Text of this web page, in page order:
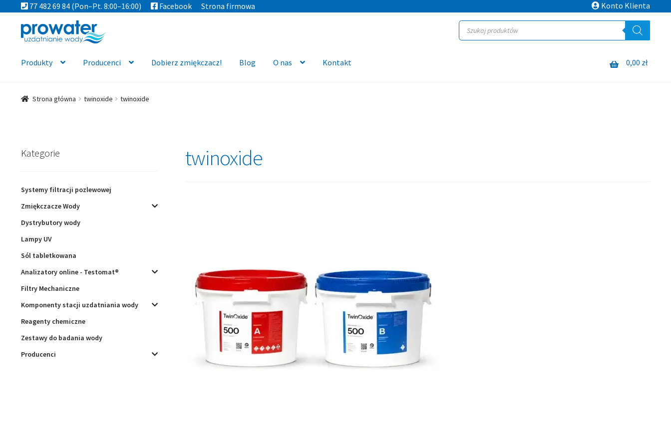
77 482 69 84(Pon–Pt. 8:00–16:00) Facebook Strona firmowa Konto Klienta
Przejdź
do
Przejdź
do
Wyszukiwarka
produktów
Produkty Producenci Dobierz zmiękczacz! Blog O nas Kontakt 0,00 zł
Strona główna twinoxide twinoxide
twinoxide
Kategorie
Systemy filtracji pozlewowej
Zmiękczacze Wody
Dystrybutory wody
Lampy UV
Sól tabletkowana
Analizatory online - Testomat®
Filtry Mechaniczne
Komponenty stacji uzdatniania wody
Reagenty chemiczne
Zestawy do badania wody
Producenci